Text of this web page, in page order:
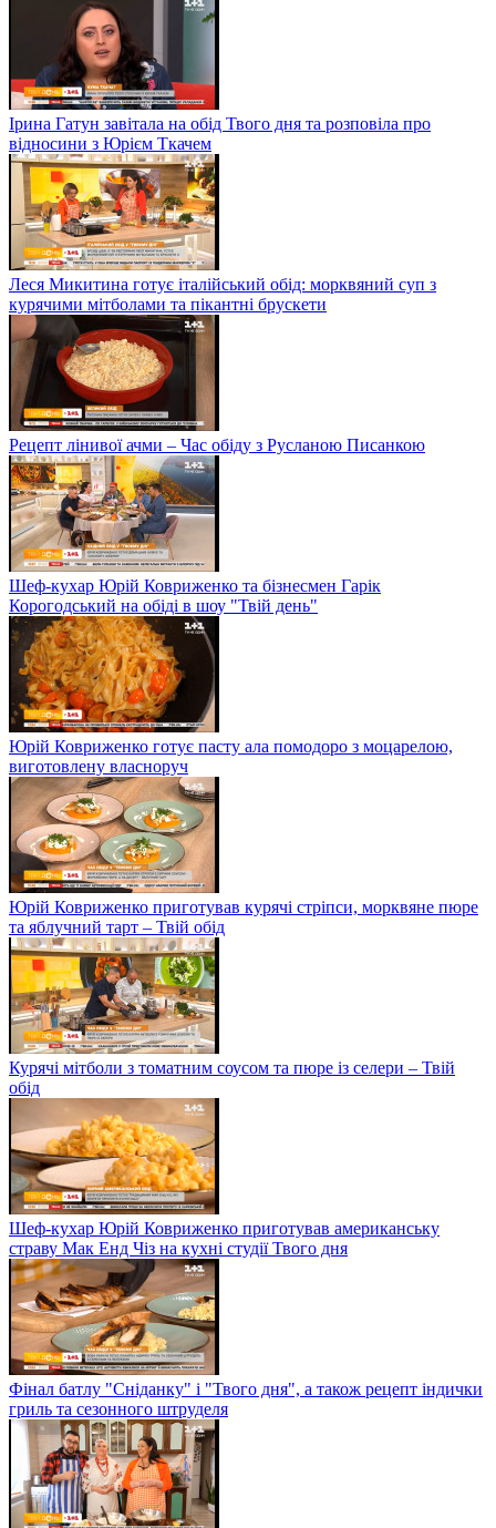
Ірина Гатун завітала на обід Твого дня та розповіла про
відносини з Юрієм Ткачем
Леся Микитина готує італійський обід: морквяний суп з
курячими мітболами та пікантні брускети
Рецепт лінивої ачми – Час обіду з Русланою Писанкою
Шеф-кухар Юрій Ковриженко та бізнесмен Гарік
Корогодський на обіді в шоу "Твій день"
Юрій Ковриженко готує пасту ала помодоро з моцарелою,
виготовлену власноруч
Юрій Ковриженко приготував курячі стріпси, морквяне пюре
та яблучний тарт – Твій обід
Курячі мітболи з томатним соусом та пюре із селери – Твій
обід
Шеф-кухар Юрій Ковриженко приготував американську
страву Мак Енд Чіз на кухні студії Твого дня
Фінал батлу "Сніданку" і "Твого дня", а також рецепт індички
гриль та сезонного штруделя